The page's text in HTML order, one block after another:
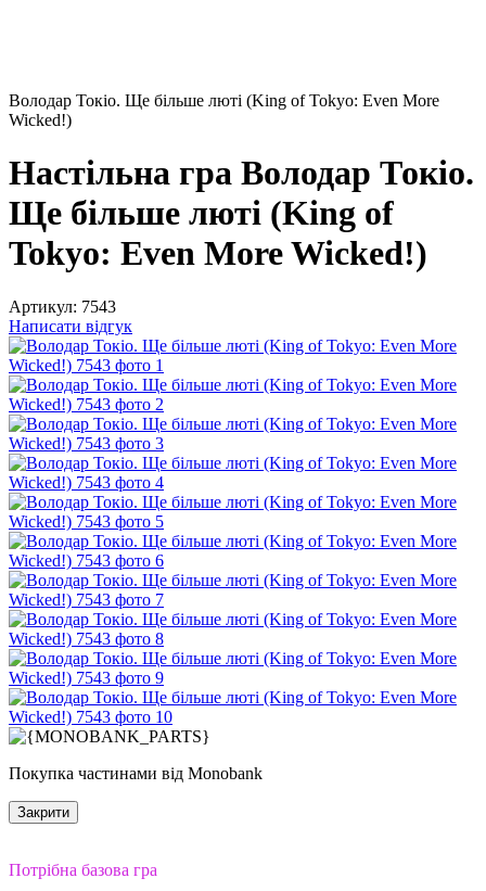
Володар Токіо. Ще більше люті (King of Tokyo: Even More
Wicked!)
Настільна гра Володар Токіо.
Ще більше люті (King of
Tokyo: Even More Wicked!)
Артикул: 7543
Написати відгук
Покупка частинами від Monobank
Закрити
Потрібна базова гра